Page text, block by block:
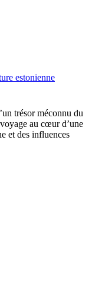
estonienne
trésor méconnu du
au cœur d’une
et des influences